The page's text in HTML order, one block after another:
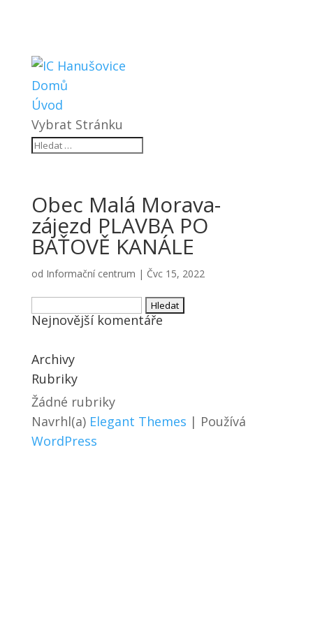
Domů
Úvod
Vybrat Stránku
Obec Malá Morava-
zájezd PLAVBA PO
BAŤOVĚ KANÁLE
od Informační centrum | Čvc 15, 2022
Vyhledávání
Nejnovější komentáře
Archivy
Rubriky
Žádné rubriky
Navrhl(a) Elegant Themes | Používá
WordPress